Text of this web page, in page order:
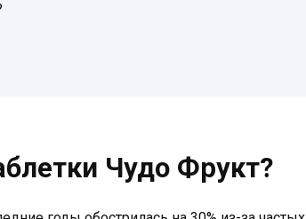
Чудо Фрукт?